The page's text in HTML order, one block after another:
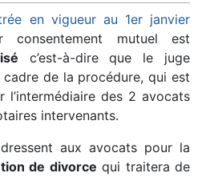
en vigueur au 1er janvier
mutuel est
c’est-à-dire que le juge
cadre de la procédure, qui est
l’intermédiaire des 2 avocats
intervenants.
aux avocats pour la
de divorce qui traitera de